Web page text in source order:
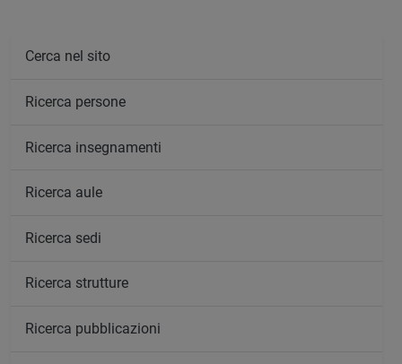
Cerca nel sito
Ricerca persone
Ricerca insegnamenti
Ricerca aule
Ricerca sedi
Ricerca strutture
Ricerca pubblicazioni